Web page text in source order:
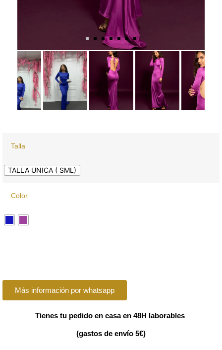
Talla
TALLA UNICA ( SML)
Color
Más información por whatsapp
Tienes tu pedido en casa en 48H laborables
(gastos de envío 5€)